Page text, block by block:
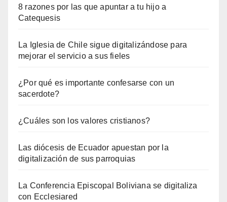
8 razones por las que apuntar a tu hijo a
Catequesis
La Iglesia de Chile sigue digitalizándose para
mejorar el servicio a sus fieles
¿Por qué es importante confesarse con un
sacerdote?
¿Cuáles son los valores cristianos?
Las diócesis de Ecuador apuestan por la
digitalización de sus parroquias
La Conferencia Episcopal Boliviana se digitaliza
con Ecclesiared